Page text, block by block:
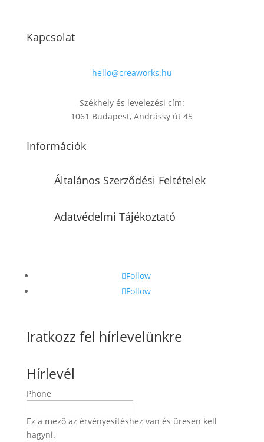
Kapcsolat
hello@creaworks.hu
Székhely és levelezési cím:
1061 Budapest, Andrássy út 45
Információk
Általános Szerződési Feltételek
Adatvédelmi Tájékoztató
Follow
Follow
Iratkozz fel hírlevelünkre
Hírlevél
Phone
Ez a mező az érvényesítéshez van és üresen kell
hagyni.